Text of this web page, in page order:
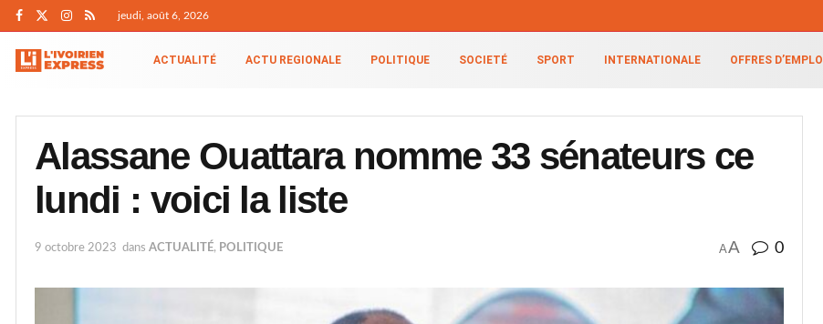
jeudi, août 6, 2026
ACTUALITÉ ACTU REGIONALE POLITIQUE SOCIETÉ SPORT INTERNATIONALE OFFRES D’EMPLOI
Alassane Ouattara nomme 33 sénateurs ce
lundi : voici la liste
9 octobre 2023 dans ACTUALITÉ, POLITIQUE AA 0